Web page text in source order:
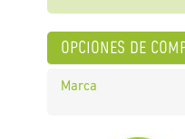
opciones de
Marca